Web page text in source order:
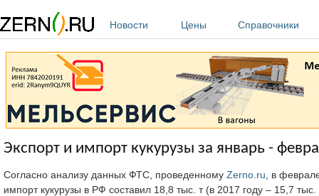
Новости
Цены Справочники
Экспорт и импорт кукурузы за январь -
Согласно анализу данных ФТС, проведенному Zerno.ru , в
импорт кукурузы в РФ составил 18,8 тыс. т (в 2017 году – 15,7 тыс.